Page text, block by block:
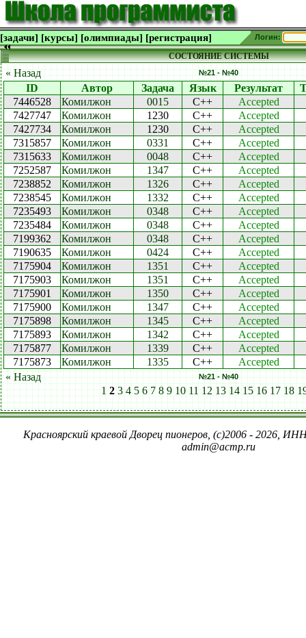
[задачи] [курсы] [олимпиады] [регистрация] Логин:
СОСТОЯНИЕ СИСТЕМЫ
« Назад №21 - №40
ID Автор Задача Язык Результат
7446528
Комилжон 0015 C++
Accepted
7427747
Комилжон 1230 C++
Accepted
7427734
Комилжон 1230 C++
Accepted
7315857
Комилжон 0331 C++
Accepted
7315633
Комилжон 0048 C++
Accepted
7252587
Комилжон 1347 C++
Accepted
7238852
Комилжон 1326 C++
Accepted
7238545
Комилжон 1332 C++
Accepted
7235493
Комилжон 0348 C++
Accepted
7235484
Комилжон 0348 C++
Accepted
7199362
Комилжон 0348 C++
Accepted
7190635
Комилжон 0424 C++
Accepted
7175904
Комилжон 1351 C++
Accepted
7175903
Комилжон 1351 C++
Accepted
7175901
Комилжон 1350 C++
Accepted
7175900
Комилжон 1347 C++
Accepted
7175898
Комилжон 1345 C++
Accepted
7175893
Комилжон 1342 C++
Accepted
7175877
Комилжон 1339 C++
Accepted
7175873
Комилжон 1335 C++
Accepted
« Назад
№21 - №40
1 2 3 4 5 6 7 8 9 10 11 12 13 14 15 16 17 18
Красноярский краевой Дворец пионеров, (c)2006 - 2026,
admin@acmp.ru